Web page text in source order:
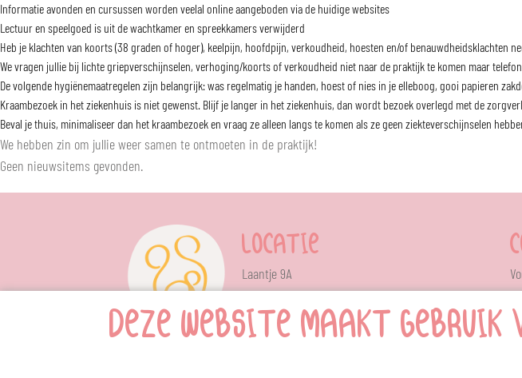
Informatie avonden en cursussen worden veelal online aangeboden via de huidige websites
Lectuur en speelgoed is uit de wachtkamer en spreekkamers verwijderd
Heb je klachten van koorts (38 graden of hoger), keelpijn, hoofdpijn, verkoudheid, hoesten en/of benauwdheidsklachten
We vragen jullie bij lichte griepverschijnselen, verhoging/koorts of verkoudheid niet naar de praktijk te komen maar
De volgende hygiënemaatregelen zijn belangrijk: was regelmatig je handen, hoest of nies in je elleboog, gooi papieren
Kraambezoek in het ziekenhuis is niet gewenst. Blijf je langer in het ziekenhuis, dan wordt bezoek overlegd met de
Beval je thuis, minimaliseer dan het kraambezoek en vraag ze alleen langs te komen als ze geen ziekteverschijnselen
We hebben zin om jullie weer samen te ontmoeten in de praktijk!
Geen nieuwsitems gevonden.
LOCATIE
Laantje 9A
6602 AA Wijchen
DEZE WEBSITE MAAKT GEBRUIK